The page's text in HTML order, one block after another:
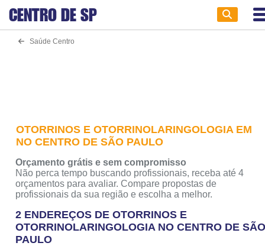
CENTRO DE SP
Saúde Centro
OTORRINOS E OTORRINOLARINGOLOGIA EM
NO CENTRO DE SÃO PAULO
Orçamento grátis e sem compromisso
Não perca tempo buscando profissionais, receba até 4
orçamentos para avaliar. Compare propostas de
profissionais da sua região e escolha a melhor.
2 ENDEREÇOS DE OTORRINOS E
OTORRINOLARINGOLOGIA NO CENTRO DE
PAULO